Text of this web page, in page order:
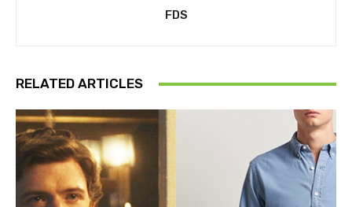
FDS
RELATED ARTICLES